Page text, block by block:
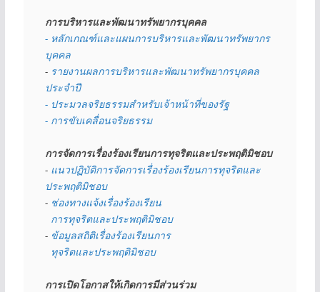
การบริหารและพัฒนาทรัพยากรบุคคล
- หลักเกณฑ์และแผนการบริหารและพัฒนาทรัพยากร
บุคคล
- รายงานผลการบริหารและพัฒนาทรัพยากรบุคคล
ประจำปี
- ประมวลจริยธรรมสำหรับเจ้าหน้าที่ของรัฐ
- การขับเคลื่อนจริยธรรม
การจัดการเรื่องร้องเรียนการทุจริตและประพฤติมิชอบ
- แนวปฏิบัติการจัดการเรื่องร้องเรียนการทุจริตและ
ประพฤติมิชอบ
- ช่องทางแจ้งเรื่องร้องเรียน
  การทุจริตและประพฤติมิชอบ
- ข้อมูลสถิติเรื่องร้องเรียนการ
  ทุจริตและประพฤติมิชอบ
การเปิดโอกาสให้เกิดการมีส่วนร่วม